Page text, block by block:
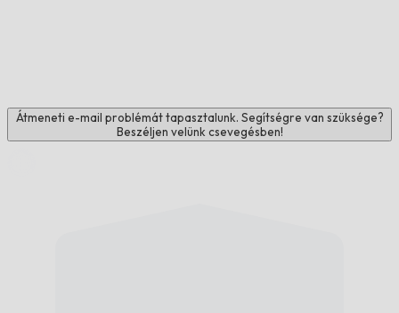
Átmeneti e-mail problémát tapasztalunk. Segítségre van szüksége?
Beszéljen velünk csevegésben!